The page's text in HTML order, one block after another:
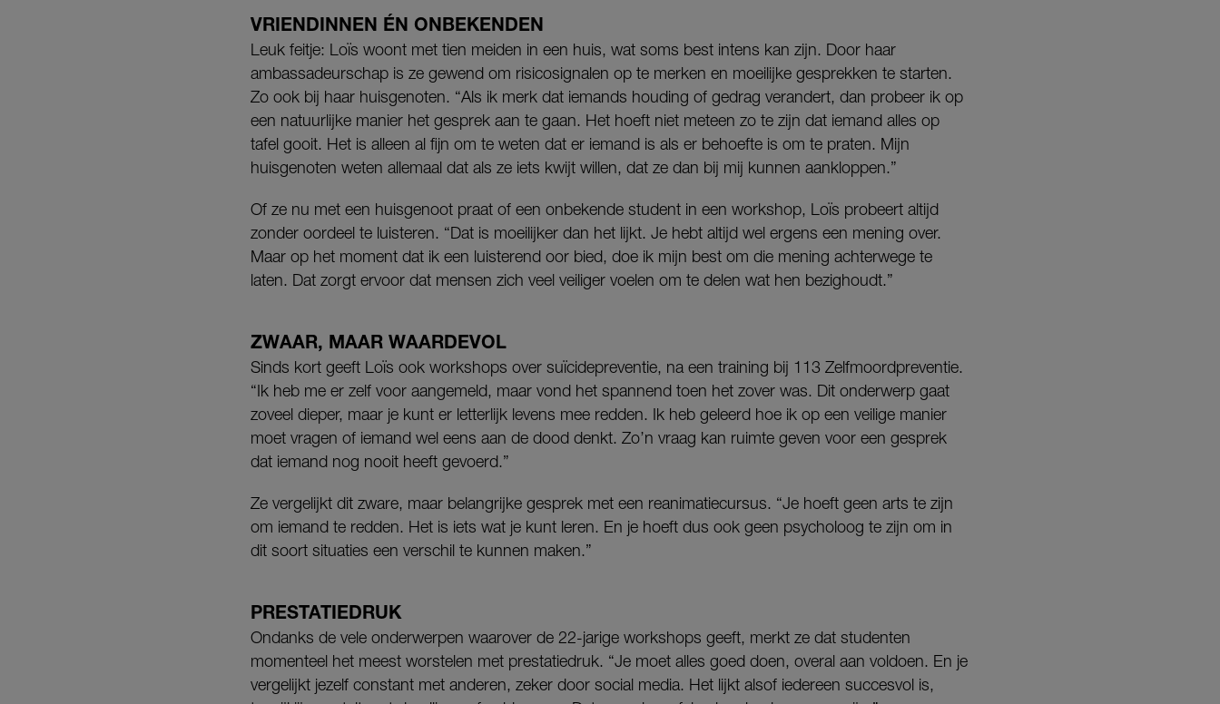
VRIENDINNEN ÉN ONBEKENDEN
Leuk feitje: Loïs woont met tien meiden in een huis, wat soms best intens kan zijn. Door haar
ambassadeurschap is ze gewend om risicosignalen op te merken en moeilijke gesprekken te starten.
Zo ook bij haar huisgenoten. “Als ik merk dat iemands houding of gedrag verandert, dan probeer ik op
een natuurlijke manier het gesprek aan te gaan. Het hoeft niet meteen zo te zijn dat iemand alles op
tafel gooit. Het is alleen al fijn om te weten dat er iemand is als er behoefte is om te praten. Mijn
huisgenoten weten allemaal dat als ze iets kwijt willen, dat ze dan bij mij kunnen aankloppen.”
Of ze nu met een huisgenoot praat of een onbekende student in een workshop, Loïs probeert altijd
zonder oordeel te luisteren. “Dat is moeilijker dan het lijkt. Je hebt altijd wel ergens een mening over.
Maar op het moment dat ik een luisterend oor bied, doe ik mijn best om die mening achterwege te
laten. Dat zorgt ervoor dat mensen zich veel veiliger voelen om te delen wat hen bezighoudt.”
ZWAAR, MAAR WAARDEVOL
Sinds kort geeft Loïs ook workshops over suïcidepreventie, na een training bij 113 Zelfmoordpreventie.
“Ik heb me er zelf voor aangemeld, maar vond het spannend toen het zover was. Dit onderwerp gaat
zoveel dieper, maar je kunt er letterlijk levens mee redden. Ik heb geleerd hoe ik op een veilige manier
moet vragen of iemand wel eens aan de dood denkt. Zo’n vraag kan ruimte geven voor een gesprek
dat iemand nog nooit heeft gevoerd.”
Ze vergelijkt dit zware, maar belangrijke gesprek met een reanimatiecursus. “Je hoeft geen arts te zijn
om iemand te redden. Het is iets wat je kunt leren. En je hoeft dus ook geen psycholoog te zijn om in
dit soort situaties een verschil te kunnen maken.”
PRESTATIEDRUK
Ondanks de vele onderwerpen waarover de 22-jarige workshops geeft, merkt ze dat studenten
momenteel het meest worstelen met prestatiedruk. “Je moet alles goed doen, overal aan voldoen. En je
vergelijkt jezelf constant met anderen, zeker door social media. Het lijkt alsof iedereen succesvol is,